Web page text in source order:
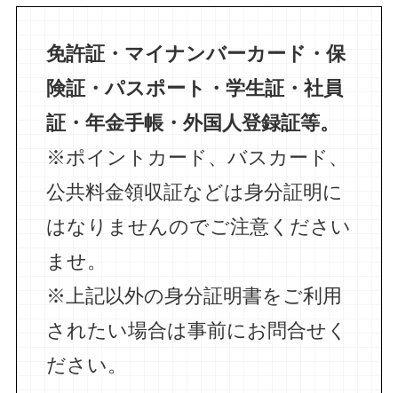
免許証・マイナンバーカード・保
険証・パスポート・学生証・社員
証・年金手帳・外国人登録証等。
※ポイントカード、バスカード、
公共料金領収証などは身分証明に
はなりませんのでご注意ください
ませ。
※上記以外の身分証明書をご利用
されたい場合は事前にお問合せく
ださい。